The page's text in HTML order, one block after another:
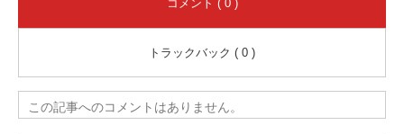
コメント ( 0 )
トラックバック ( 0 )
この記事へのコメントはありません。